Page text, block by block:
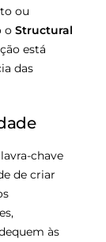
ou
o Structural
está
das
chave
de criar
às